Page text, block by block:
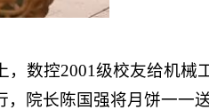
，数控2001级校友给机械
，院长陈国强将月饼一一